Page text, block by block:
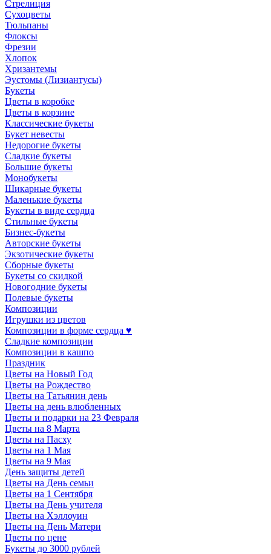
Стрелиция
Сухоцветы
Тюльпаны
Флоксы
Фрезии
Хлопок
Хризантемы
Эустомы (Лизиантусы)
Букеты
Цветы в коробке
Цветы в корзине
Классические букеты
Букет невесты
Недорогие букеты
Сладкие букеты
Большие букеты
Монобукеты
Шикарные букеты
Маленькие букеты
Букеты в виде сердца
Стильные букеты
Бизнес-букеты
Авторские букеты
Экзотические букеты
Сборные букеты
Букеты со скидкой
Новогодние букеты
Полевые букеты
Композиции
Игрушки из цветов
Композиции в форме сердца ♥
Сладкие композиции
Композиции в кашпо
Праздник
Цветы на Новый Год
Цветы на Рождество
Цветы на Татьянин день
Цветы на день влюбленных
Цветы и подарки на 23 Февраля
Цветы на 8 Марта
Цветы на Пасху
Цветы на 1 Мая
Цветы на 9 Мая
День защиты детей
Цветы на День семьи
Цветы на 1 Сентября
Цветы на День учителя
Цветы на Хэллоуин
Цветы на День Матери
Цветы по цене
Букеты до 3000 рублей